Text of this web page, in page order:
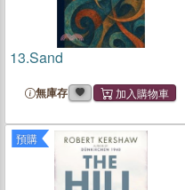
13.Sand
無庫存
預購